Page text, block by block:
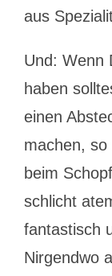
aus
Und: Wenn
haben
einen
machen,
beim
schlicht
fantastisch
Nirgendwo